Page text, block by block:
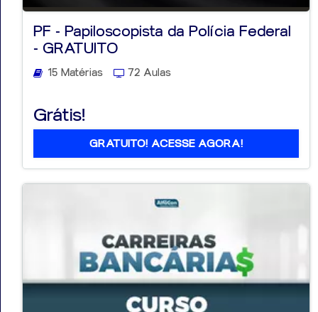
Aprovados
Notícias
AO
PF - Papiloscopista da Polícia Federal
- GRATUITO
15 Matérias 72 Aulas
Grátis!
GRATUITO! ACESSE AGORA!